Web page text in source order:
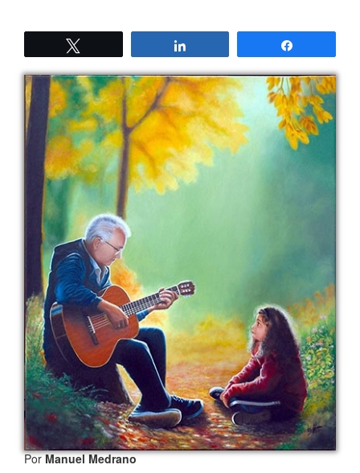
PorManuel Medrano